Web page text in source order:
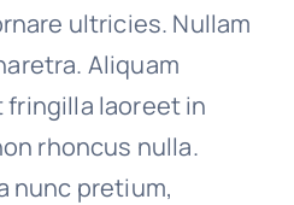
ultricies. Nullam
Aliquam
laoreet in
rhoncus nulla.
nunc pretium,